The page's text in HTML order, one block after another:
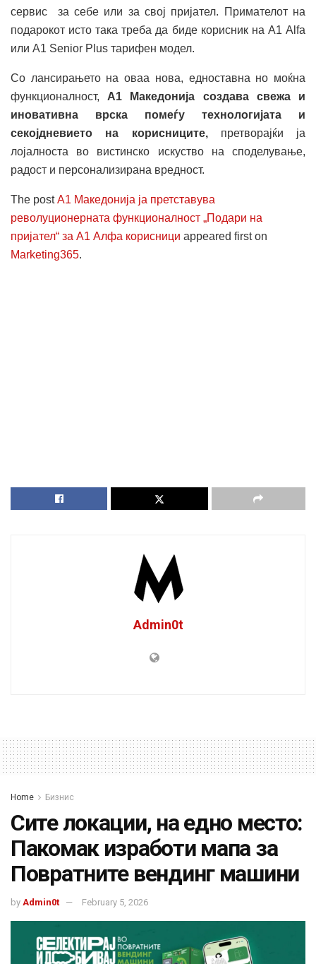
сервис за себе или за свој пријател. Примателот на
подарокот исто така треба да биде корисник на А1 Alfa
или A1 Senior Plus тарифен модел.
Со лансирањето на оваа нова, едноставна но моќна
функционалност, А1 Македонија создава свежа и
иновативна врска помеѓу технологијата и
секојдневието на корисниците,претворајќи ја
лојалноста во вистинско искуство на споделување,
радост и персонализирана вредност.
The postА1 Македонија ја претставува
револуционерната функционалност „Подари на
пријател“ за А1 Алфа корисници appeared first on
Marketing365.
Admin0t
Home Бизнис
Сите локации, на едно место:
Пакомак изработи мапа за
Повратните вендинг машини
by Admin0t February 5, 2026